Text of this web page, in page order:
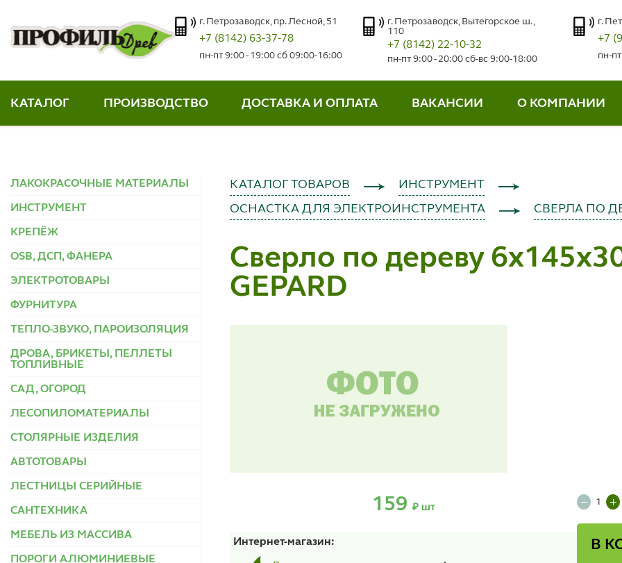
г. Петрозаводск, пр. Лесной, 51
+7 (8142) 63-37-78
пн-пт 9:00 - 19:00 сб 09:00-16:00
г. Петрозаводск, Вытегорское ш.,
110
+7 (8142) 22-10-32
пн-пт 9:00 - 20:00 сб-вс 9:00-18:00
г.
+7
пн-
КАТАЛОГ ПРОИЗВОДСТВО ДОСТАВКА И ОПЛАТА ВАКАНСИИ О КОМПАНИИ
ЛАКОКРАСОЧНЫЕ МАТЕРИАЛЫ
ИНСТРУМЕНТ
КРЕПЁЖ
OSB, ДСП, ФАНЕРА
ЭЛЕКТРОТОВАРЫ
ФУРНИТУРА
ТЕПЛО-ЗВУКО, ПАРОИЗОЛЯЦИЯ
ДРОВА, БРИКЕТЫ, ПЕЛЛЕТЫ
ТОПЛИВНЫЕ
САД, ОГОРОД
ЛЕСОПИЛОМАТЕРИАЛЫ
СТОЛЯРНЫЕ ИЗДЕЛИЯ
АВТОТОВАРЫ
ЛЕСТНИЦЫ СЕРИЙНЫЕ
САНТЕХНИКА
МЕБЕЛЬ ИЗ МАССИВА
ПОРОГИ АЛЮМИНИЕВЫЕ
КАТАЛОГ ТОВАРОВ
ИНСТРУМЕНТ
ОСНАСТКА ДЛЯ ЭЛЕКТРОИНСТРУМЕНТА
СВЕРЛА ПО
Сверло по дереву
GEPARD
159 ₽ шт
Интернет-магазин: В